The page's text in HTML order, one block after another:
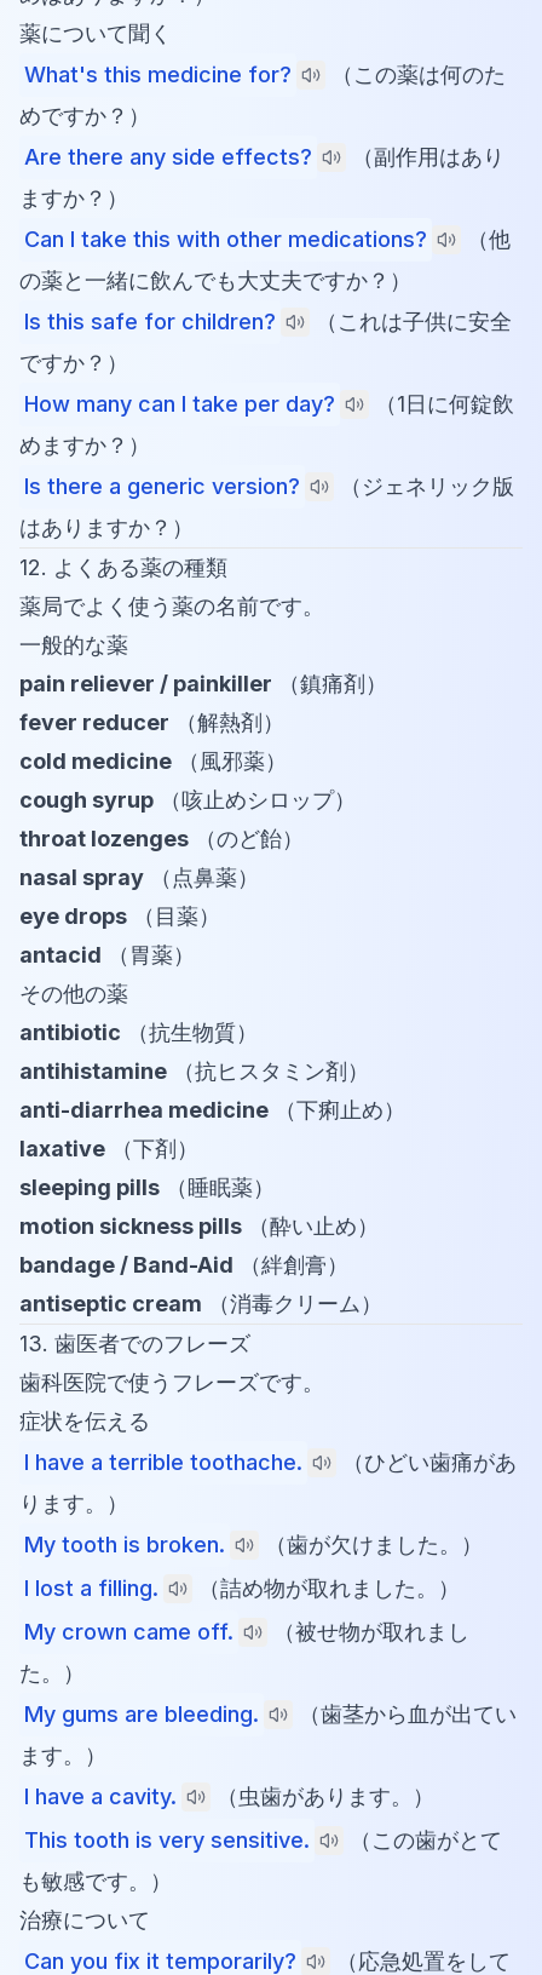
薬について聞く
What's this medicine for?
（この薬は何のた
めですか？）
Are there any side effects?
（副作用はあり
ますか？）
Can I take this with other medications?
（他
の薬と一緒に飲んでも大丈夫ですか？）
Is this safe for children?
（これは子供に安全
ですか？）
How many can I take per day?
（1日に何錠飲
めますか？）
Is there a generic version?
（ジェネリック版
はありますか？）
12. よくある薬の種類
薬局でよく使う薬の名前です。
一般的な薬
pain reliever / painkiller （鎮痛剤）
fever reducer （解熱剤）
cold medicine （風邪薬）
cough syrup （咳止めシロップ）
throat lozenges （のど飴）
nasal spray （点鼻薬）
eye drops （目薬）
antacid （胃薬）
その他の薬
antibiotic （抗生物質）
antihistamine （抗ヒスタミン剤）
anti-diarrhea medicine （下痢止め）
laxative （下剤）
sleeping pills （睡眠薬）
motion sickness pills （酔い止め）
bandage / Band-Aid （絆創膏）
antiseptic cream （消毒クリーム）
13. 歯医者でのフレーズ
歯科医院で使うフレーズです。
症状を伝える
I have a terrible toothache.
（ひどい歯痛があ
ります。）
My tooth is broken.
（歯が欠けました。）
I lost a filling.
（詰め物が取れました。）
My crown came off.
（被せ物が取れまし
た。）
My gums are bleeding.
（歯茎から血が出てい
ます。）
I have a cavity.
（虫歯があります。）
This tooth is very sensitive.
（この歯がとて
も敏感です。）
治療について
Can you fix it temporarily?
（応急処置をして